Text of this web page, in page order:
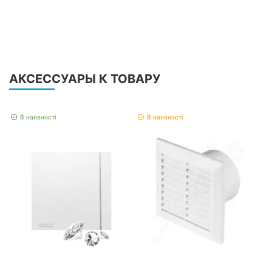
АКСЕССУАРЫ К ТОВАРУ
В наявності В наявності